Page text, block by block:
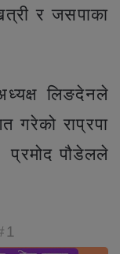
र जसपाका
लिङदेनले
गरेको राप्रपा
प्रमोद पौडेलले